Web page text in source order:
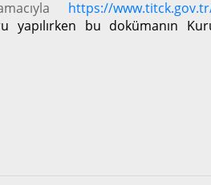
https://
yapılırken bu dokümanın